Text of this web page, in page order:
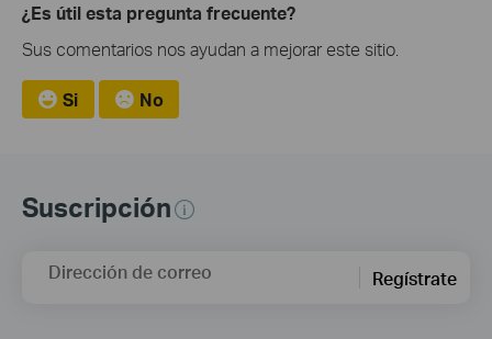
¿Es útil esta pregunta frecuente?
Sus comentarios nos ayudan a mejorar este sitio.
Si No
Suscripción
Dirección de correo Regístrate